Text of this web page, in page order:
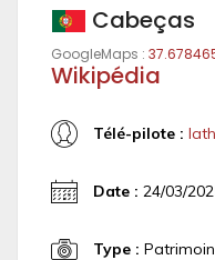
Cabeças
GoogleMaps :
Wikipédia
Télé-pilote :
Date : 24/03/
Type :